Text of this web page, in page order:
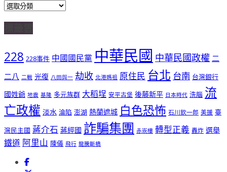
分
228 228事件 中國國民黨 中華民國 中華民國政權 二
二八 二戰 光復 八田與一 劫收 北港媽祖 原住民 台北 台南 台灣銀行
國姓爺 地震 基隆 多元族群 大稻埕 安平古堡 後藤新平 日本時代 洗腦 流
亡政權 淡水 淪陷 澎湖 熱蘭遮城 白色恐怖 石川欽一郎 美援 臺
灣民主國 蔣介石 蔣經國 詐騙集團 赤崁樓 轉型正義 轟炸 選舉
鐵道 阿里山 陳儀 飛行 龍騰斷橋